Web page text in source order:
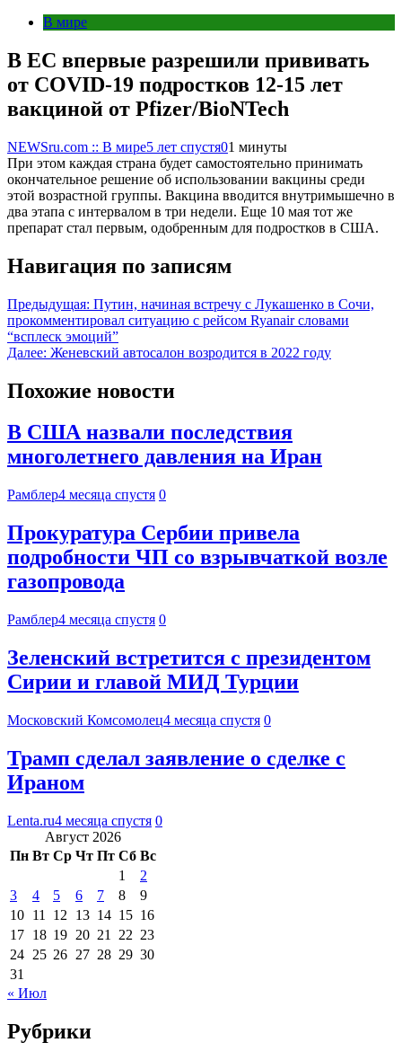
В мире
В ЕС впервые разрешили прививать
от COVID-19 подростков 12-15 лет
вакциной от Pfizer/BioNTech
NEWSru.com :: В мире5 лет спустя01 минуты
При этом каждая страна будет самостоятельно принимать
окончательное решение об использовании вакцины среди
этой возрастной группы. Вакцина вводится внутримышечно в
два этапа с интервалом в три недели. Еще 10 мая тот же
препарат стал первым, одобренным для подростков в США.
Навигация по записям
Предыдущая: Путин, начиная встречу с Лукашенко в Сочи,
прокомментировал ситуацию с рейсом Ryanair словами
“всплеск эмоций”
Далее: Женевский автосалон возродится в 2022 году
Похожие новости
В США назвали последствия
многолетнего давления на Иран
Рамблер4 месяца спустя 0
Прокуратура Сербии привела
подробности ЧП со взрывчаткой возле
газопровода
Рамблер4 месяца спустя 0
Зеленский встретится с президентом
Сирии и главой МИД Турции
Московский Комсомолец4 месяца спустя 0
Трамп сделал заявление о сделке с
Ираном
Lenta.ru4 месяца спустя 0
Август 2026
Пн Вт Ср Чт Пт Сб Вс
1
2
3
4 5 6 7 8
9
10 11 12 13 14 15 16
17 18 19 20 21 22 23
24 25 26 27 28 29 30
31
« Июл
Рубрики